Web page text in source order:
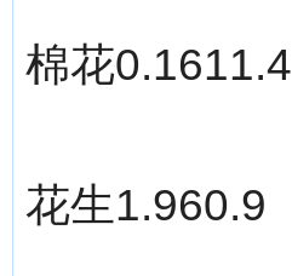
棉花0.1611.4
花生1.960.9